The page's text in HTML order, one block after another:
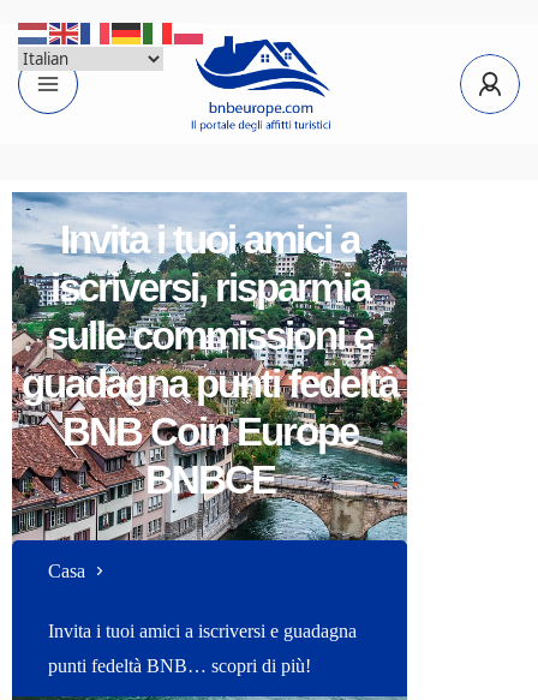
Invita i tuoi amici a
iscriversi, risparmia
sulle commissioni e
guadagna punti fedeltà
BNB Coin Europe
BNBCE
Casa
Invita i tuoi amici a iscriversi e guadagna
punti fedeltà BNB… scopri di più!